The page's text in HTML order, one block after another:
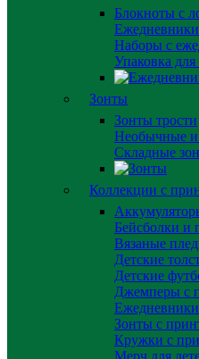
Блокноты с
Ежедневники
Наборы с
Упаковка
Зонты
Зонты трости
Необычные и
Складные
Коллекции с
Бейсболки и
Вязаные
Детские
Детские
Джемперы с
Зонты с
Кружки с
Мерч для